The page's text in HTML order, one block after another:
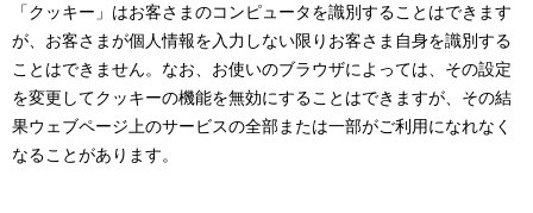
「クッキー」はお客さまのコンピュータを識別することはできます
が、お客さまが個人情報を入力しない限りお客さま自身を識別する
ことはできません。なお、お使いのブラウザによっては、その設定
を変更してクッキーの機能を無効にすることはできますが、その結
果ウェブページ上のサービスの全部または一部がご利用になれなく
なることがあります。